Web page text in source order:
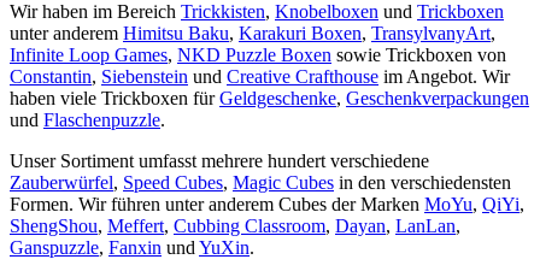
Wir haben im Bereich Trickkisten, Knobelboxen und Trickboxen
unter anderem Himitsu Baku, Karakuri Boxen, TransylvanyArt,
Infinite Loop Games, NKD Puzzle Boxen sowie Trickboxen von
Constantin, Siebenstein und Creative Crafthouse im Angebot. Wir
haben viele Trickboxen fürGeldgeschenke, Geschenkverpackungen
und Flaschenpuzzle.
Unser Sortiment umfasst mehrere hundert verschiedene
Zauberwürfel, Speed Cubes, Magic Cubes in den verschiedensten
Formen. Wir führen unter anderem Cubes der Marken MoYu, QiYi,
ShengShou, Meffert, Cubbing Classroom, Dayan, LanLan,
Ganspuzzle, Fanxin und YuXin.